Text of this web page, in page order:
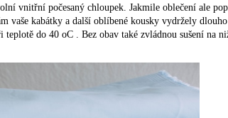
vnitřní počesaný chloupek. Jakmile oblečení ale
vaše kabátky a další oblíbené kousky vydržely
do 40 oC . Bez obav také zvládnou sušení na